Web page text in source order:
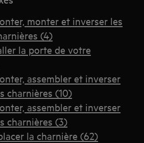
monter et inverser les
(4)
la porte de votre
assembler et inverser
charnières (10)
assembler et inverser
charnières (3)
la charnière (62)